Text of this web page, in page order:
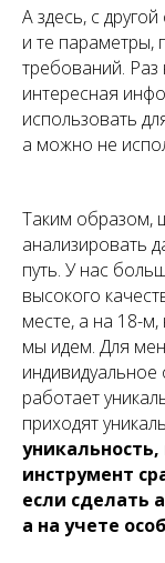
А здесь, с
и те параметры,
требований. Раз
интересная
использовать
а можно не
Таким образом,
анализировать
путь. У нас
высокого
месте, а на 18-
мы идем. Для
работает
приходят
инструмент
если сделать
а на учете